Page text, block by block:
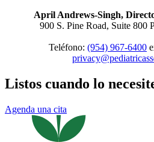
April Andrews-Singh,
900 S. Pine Road, Suite 800
Teléfono: (954) 967-6400
Listos cuando lo
Agenda una cita